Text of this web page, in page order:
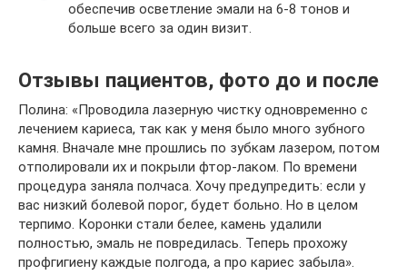
обеспечив осветление эмали на 6-8 тонов и
больше всего за один визит.
Отзывы пациентов, фото до и после
Полина: «Проводила лазерную чистку одновременно с
лечением кариеса, так как у меня было много зубного
камня. Вначале мне прошлись по зубкам лазером, потом
отполировали их и покрыли фтор-лаком. По времени
процедура заняла полчаса. Хочу предупредить: если у
вас низкий болевой порог, будет больно. Но в целом
терпимо. Коронки стали белее, камень удалили
полностью, эмаль не повредилась. Теперь прохожу
профгигиену каждые полгода, а про кариес забыла».